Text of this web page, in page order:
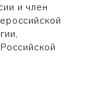
и член